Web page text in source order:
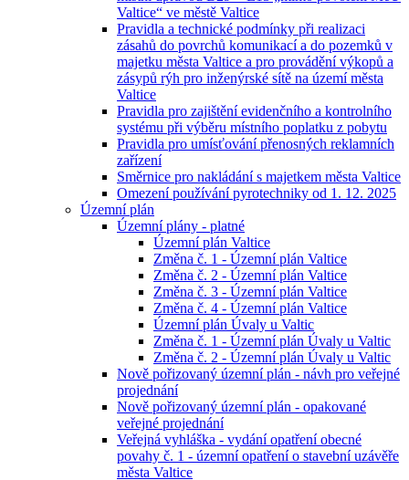
Valtice“ ve městě Valtice
Pravidla a technické podmínky při realizaci
zásahů do povrchů komunikací a do pozemků v
majetku města Valtice a pro provádění výkopů a
zásypů rýh pro inženýrské sítě na území města
Valtice
Pravidla pro zajištění evidenčního a kontrolního
systému při výběru místního poplatku z pobytu
Pravidla pro umísťování přenosných reklamních
zařízení
Směrnice pro nakládání s majetkem města Valtice
Omezení používání pyrotechniky od 1. 12. 2025
Územní plán
Územní plány - platné
Územní plán Valtice
Změna č. 1 - Územní plán Valtice
Změna č. 2 - Územní plán Valtice
Změna č. 3 - Územní plán Valtice
Změna č. 4 - Územní plán Valtice
Územní plán Úvaly u Valtic
Změna č. 1 - Územní plán Úvaly u Valtic
Změna č. 2 - Územní plán Úvaly u Valtic
Nově pořizovaný územní plán - návh pro veřejné
projednání
Nově pořizovaný územní plán - opakované
veřejné projednání
Veřejná vyhláška - vydání opatření obecné
povahy č. 1 - územní opatření o stavební uzávěře
města Valtice